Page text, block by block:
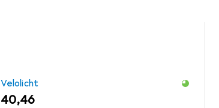
Velolicht
EUR
40,46